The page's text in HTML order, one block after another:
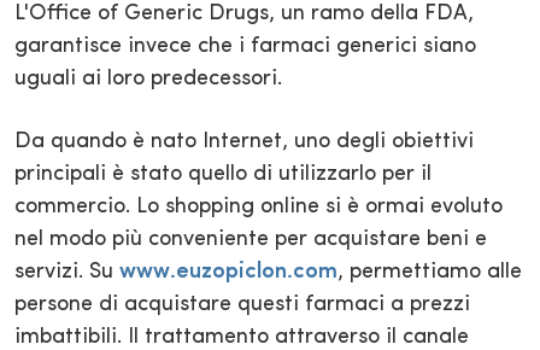
L'Office of Generic Drugs, un ramo della FDA,
garantisce invece che i farmaci generici siano
uguali ai loro predecessori.
Da quando è nato Internet, uno degli obiettivi
principali è stato quello di utilizzarlo per il
commercio. Lo shopping online si è ormai evoluto
nel modo più conveniente per acquistare beni e
servizi. Su www.euzopiclon.com, permettiamo alle
persone di acquistare questi farmaci a prezzi
imbattibili. Il trattamento attraverso il canale